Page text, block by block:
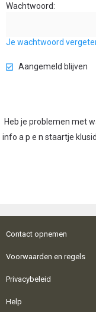
Wachtwoord
Je wachtwoord
Aangemeld blijven
Heb je problemen met
info a p e n staartje
Contact opnemen
Voorwaarden en regels
Privacybeleid
Help